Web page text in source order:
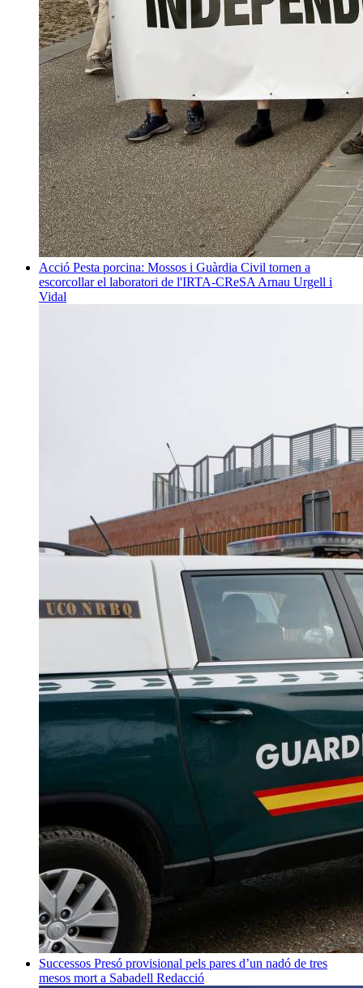
Acció Pesta porcina: Mossos i Guàrdia Civil tornen a
escorcollar el laboratori de l'IRTA-CReSA Arnau Urgell i
Vidal
Successos Presó provisional pels pares d’un nadó de tres
mesos mort a Sabadell Redacció